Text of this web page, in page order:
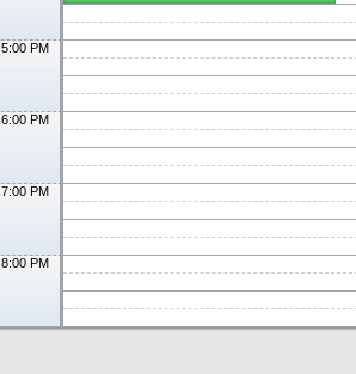
5:00 PM
6:00 PM
7:00 PM
8:00 PM